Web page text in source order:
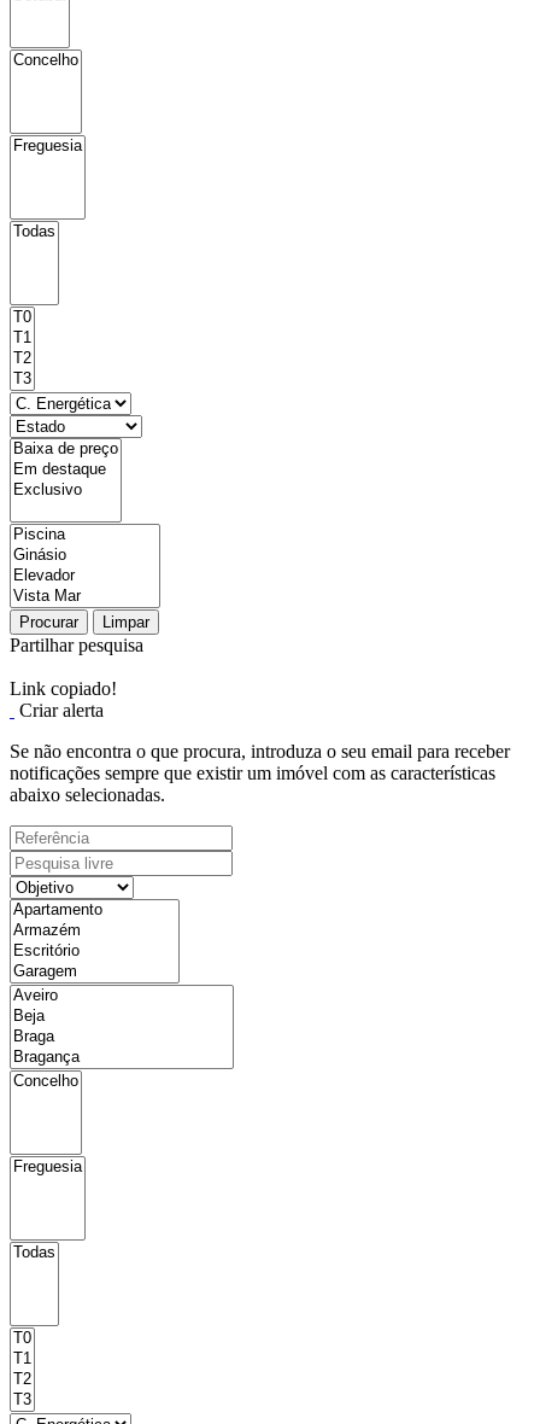
Procurar Limpar
Partilhar pesquisa
Link copiado!
Criar alerta
Se não encontra o que procura, introduza o seu email para receber
notificações sempre que existir um imóvel com as características
abaixo selecionadas.